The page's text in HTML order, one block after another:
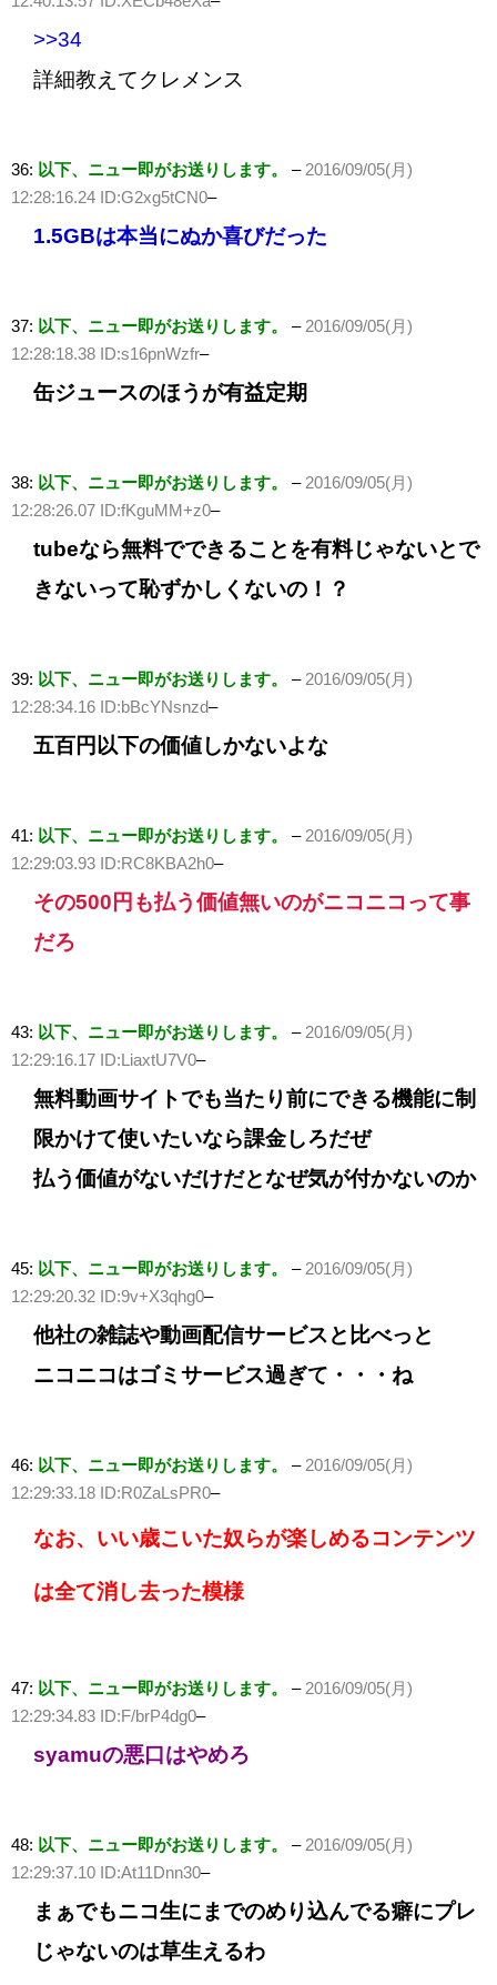
>>34
詳細教えてクレメンス
36: 以下、ニュー即がお送りします。 –2016/09/05(月)
12:28:16.24 ID:G2xg5tCN0–
1.5GBは本当にぬか喜びだった
37: 以下、ニュー即がお送りします。 –2016/09/05(月)
12:28:18.38 ID:s16pnWzfr–
缶ジュースのほうが有益定期
38: 以下、ニュー即がお送りします。 –2016/09/05(月)
12:28:26.07 ID:fKguMM+z0–
tubeなら無料でできることを有料じゃないとで
きないって恥ずかしくないの！？
39: 以下、ニュー即がお送りします。 –2016/09/05(月)
12:28:34.16 ID:bBcYNsnzd–
五百円以下の価値しかないよな
41: 以下、ニュー即がお送りします。 –2016/09/05(月)
12:29:03.93 ID:RC8KBA2h0–
その500円も払う価値無いのがニコニコって事
だろ
43: 以下、ニュー即がお送りします。 –2016/09/05(月)
12:29:16.17 ID:LiaxtU7V0–
無料動画サイトでも当たり前にできる機能に制
限かけて使いたいなら課金しろだぜ
払う価値がないだけだとなぜ気が付かないのか
45: 以下、ニュー即がお送りします。 –2016/09/05(月)
12:29:20.32 ID:9v+X3qhg0–
他社の雑誌や動画配信サービスと比べっと
ニコニコはゴミサービス過ぎて・・・ね
46: 以下、ニュー即がお送りします。 –2016/09/05(月)
12:29:33.18 ID:R0ZaLsPR0–
なお、いい歳こいた奴らが楽しめるコンテンツ
は全て消し去った模様
47: 以下、ニュー即がお送りします。 –2016/09/05(月)
12:29:34.83 ID:F/brP4dg0–
syamuの悪口はやめろ
48: 以下、ニュー即がお送りします。 –2016/09/05(月)
12:29:37.10 ID:At11Dnn30–
まぁでもニコ生にまでのめり込んでる癖にプレ
じゃないのは草生えるわ